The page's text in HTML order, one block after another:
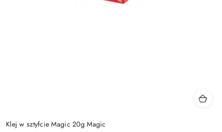
Klej w sztyfcie Magic 20g Magic